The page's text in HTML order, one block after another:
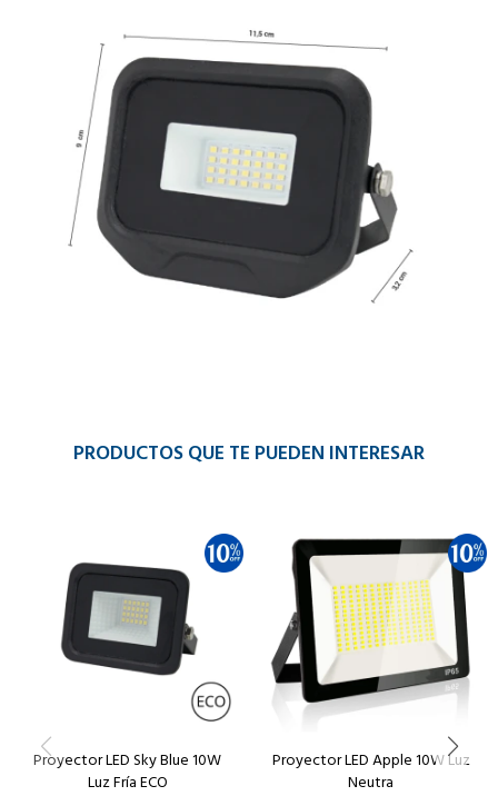
PRODUCTOS QUE TE PUEDEN INTERESAR
Proyector LED Sky Blue 10W
Luz Fría ECO
Proyector LED Apple 10W Luz
Neutra